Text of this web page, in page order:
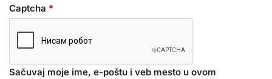
Captcha *
Sačuvaj moje ime, e-poštu i veb mesto u ovom